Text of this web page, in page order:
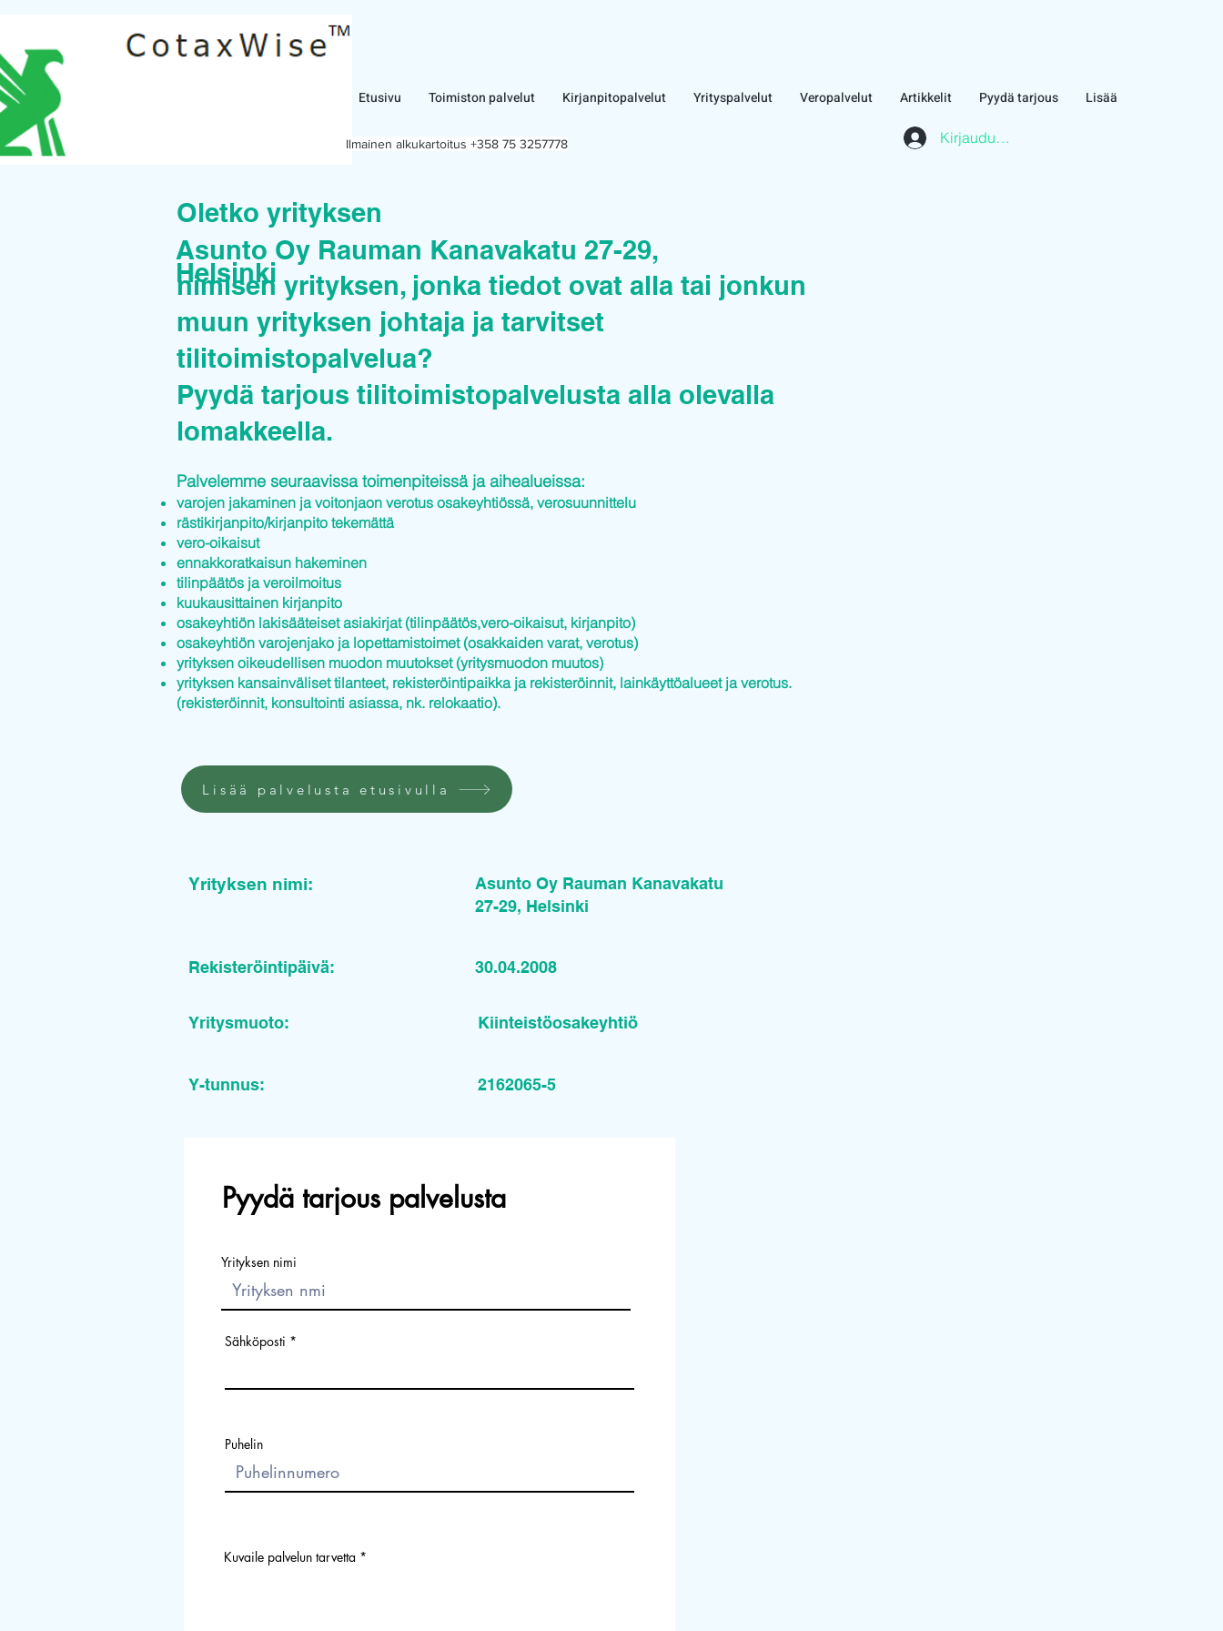
Etusivu Toimiston palvelut Kirjanpitopalvelut Yrityspalvelut Veropalvelut Artikkelit Pyydä tarjous Lisää
Kirjaudu asiakasalueelle
Ilmainen alkukartoitus +358 75 3257778
Oletko yrityksen
nimisen yrityksen, jonka tiedot ovat alla tai jonkun
muun yrityksen johtaja ja tarvitset
tilitoimistopalvelua?
Pyydä tarjous tilitoimistopalvelusta alla olevalla
lomakkeella.
Palvelemme seuraavissa toimenpiteissä ja aihealueissa:
varojen jakaminen ja voitonjaon verotus osakeyhtiössä, verosuunnittelu
rästikirjanpito/kirjanpito tekemättä
vero-oikaisut
ennakkoratkaisun hakeminen
tilinpäätös ja veroilmoitus
kuukausittainen kirjanpito
osakeyhtiön lakisääteiset asiakirjat (tilinpäätös,vero-oikaisut, kirjanpito)
osakeyhtiön varojenjako ja lopettamistoimet (osakkaiden varat, verotus)
yrityksen oikeudellisen muodon muutokset (yritysmuodon muutos)
yrityksen kansainväliset tilanteet, rekisteröintipaikka ja rekisteröinnit, lainkäyttöalueet ja verotus.
(rekisteröinnit, konsultointi asiassa, nk. relokaatio).
Asunto Oy Rauman Kanavakatu 27-29,
Helsinki
Lisää palvelusta etusivulla
Yrityksen nimi:
Asunto Oy Rauman Kanavakatu
27-29, Helsinki
Rekisteröintipäivä: 30.04.2008
Yritysmuoto: Kiinteistöosakeyhtiö
Y-tunnus: 2162065-5
Pyydä tarjous palvelusta
Yrityksen nimi
Sähköposti
Puhelin
Kuvaile palvelun tarvetta